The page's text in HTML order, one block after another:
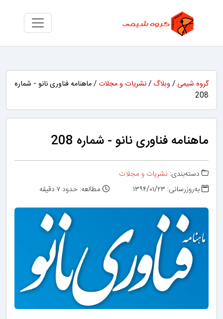
گروه شیمی / وبلاگ /نشریات و مجلات / ماهنامه فناوری نانو - شماره
208
ماهنامه فناوری نانو - شماره 208
دسته‌بندی: نشریات و مجلات
به‌روزرسانی: ۱۳۹۴/۰۱/۲۳
مطالعه: حدود ۷ دقیقه